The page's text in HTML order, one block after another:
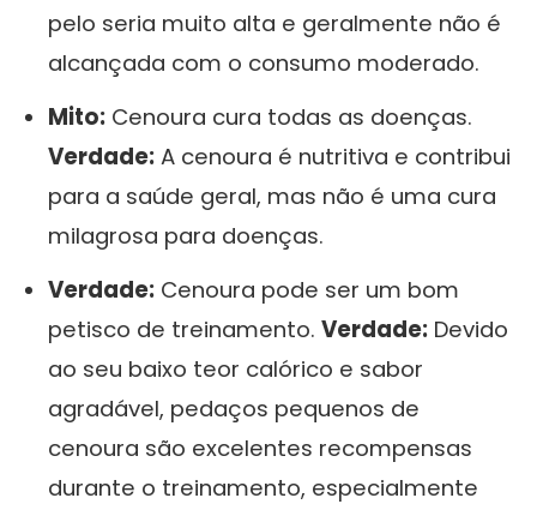
pelo seria muito alta e geralmente não é
alcançada com o consumo moderado.
Mito: Cenoura cura todas as doenças.
Verdade: A cenoura é nutritiva e contribui
para a saúde geral, mas não é uma cura
milagrosa para doenças.
Verdade: Cenoura pode ser um bom
petisco de treinamento. Verdade: Devido
ao seu baixo teor calórico e sabor
agradável, pedaços pequenos de
cenoura são excelentes recompensas
durante o treinamento, especialmente